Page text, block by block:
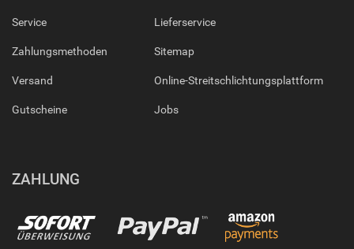
Service
Zahlungsmethoden
Versand
Gutscheine
Lieferservice
Sitemap
Online-Streitschlichtungsplattform
Jobs
ZAHLUNG